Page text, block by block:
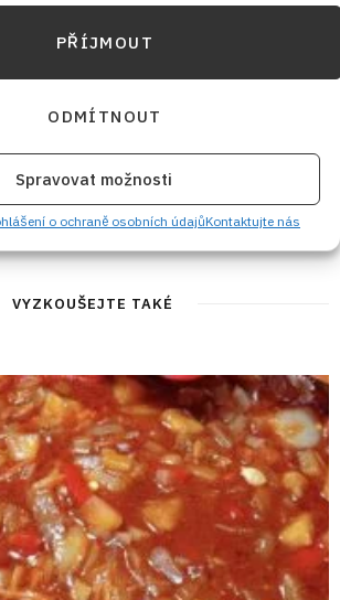
PŘÍJMOUT
ODMÍTNOUT
Spravovat možnosti
o ochraně osobních údajůKontaktujte nás
Celerová pomazánka na
návštěva nezapomene:
snadná
VYZKOUŠEJTE TAKÉ